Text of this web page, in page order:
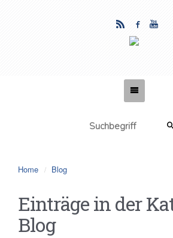
Home Blog
Einträge in der
Blog